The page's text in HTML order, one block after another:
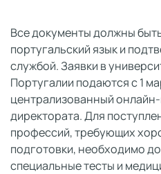
Все документы должны
португальский язык и
службой. Заявки в
Португалии подаются с 1
централизованный
директората. Для
профессий, требующих
подготовки, необходимо
специальные тесты и